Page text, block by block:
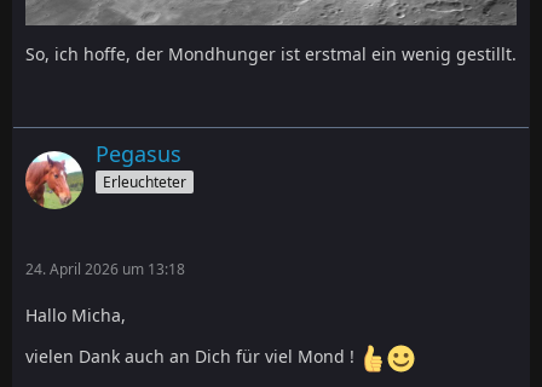
So, ich hoffe, der Mondhunger ist erstmal ein wenig gestillt.
Pegasus
Erleuchteter
24. April 2026 um 13:18
Hallo Micha,
vielen Dank auch an Dich für viel Mond !